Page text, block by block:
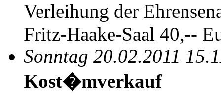
Verleihung der
Fritz-Haake-Saal 40,--
Sonntag 20.02.2011
Kost�mverkauf